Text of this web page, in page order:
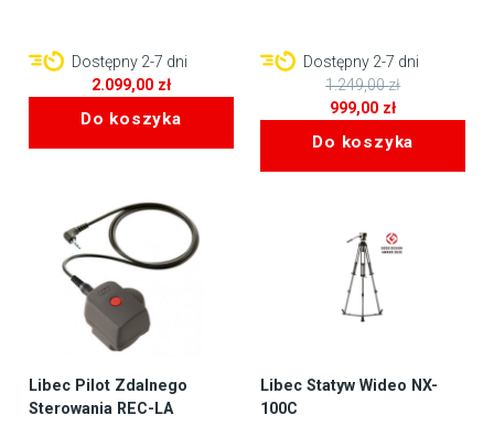
Dostępny 2-7 dni
2.099,00 zł
Do koszyka
Dostępny 2-7 dni
1.249,00zł
wynosiła:
1.249,00 zł.
999,00 zł
wynosi:
Do koszyka
Libec Pilot Zdalnego
Sterowania REC-LA
Libec Statyw Wideo NX-
100C